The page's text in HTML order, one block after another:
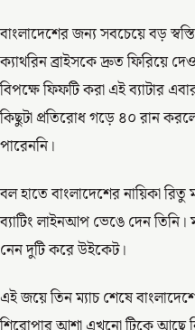
বাংলাদেশের জন্য সবচেয়ে বড়
ক্যাথরিন ব্রাইসকে দ্রুত ফিরিয়ে
বিপক্ষে ফিফটি করা এই ব্যাটার
কিছুটা প্রতিরোধ গড়ে ৪০ রান
পারেননি।
বল হাতে বাংলাদেশের নায়িকা রিতু
ব্যাটিং লাইনআপ ভেঙে দেন
নেন দুটি করে উইকেট।
এই জয়ে তিন ম্যাচ শেষে